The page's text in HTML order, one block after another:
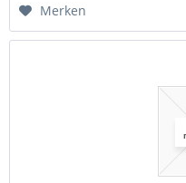
Merken